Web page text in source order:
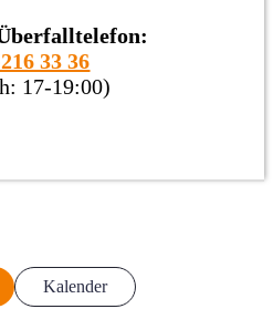
33 36
17-19:00)
Kalender